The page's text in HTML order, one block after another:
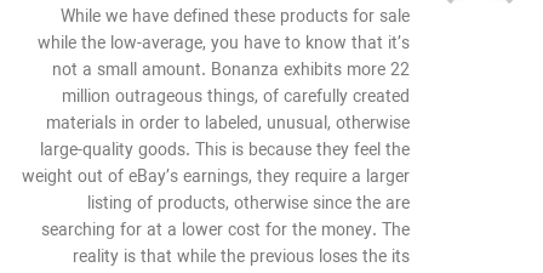
While we have defined these products for sale
while the low-average, you have to know that it’s
not a small amount. Bonanza exhibits more 22
million outrageous things, of carefully created
materials in order to labeled, unusual, otherwise
large-quality goods. This is because they feel the
weight out of eBay’s earnings, they require a larger
listing of products, otherwise since the are
searching for at a lower cost for the money. The
reality is that while the previous loses the its